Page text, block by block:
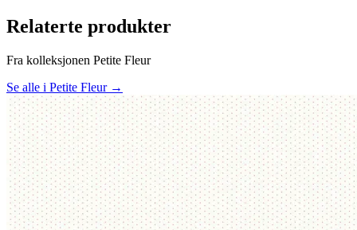
Relaterte produkter
Fra kolleksjonen Petite Fleur
Se alle i Petite Fleur →